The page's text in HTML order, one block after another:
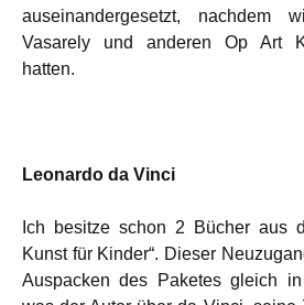
auseinandergesetzt, nachdem
Vasarely und anderen Op Art
hatten.
Leonardo da Vinci
Ich besitze schon 2 Bücher aus
Kunst für Kinder“. Dieser
Auspacken des Paketes gleich